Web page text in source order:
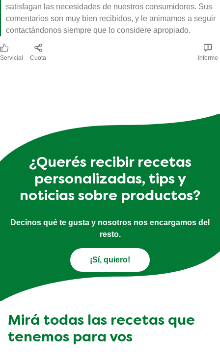
satisfagan las necesidades de nuestros consumidores. Sus
comentarios son muy bien recibidos, y le animamos a seguir
contactándonos siempre que lo considere apropiado.
Servicial Cuota Informe
¿Querés recibir recetas
personalizadas, tips y
noticias sobre productos?
Decinos qué te gusta y nosotros nos encargamos del
resto.
¡Sí, quiero!
Mirá todas las recetas que
tenemos para vos